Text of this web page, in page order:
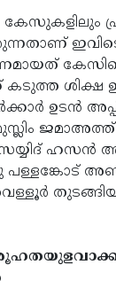
കേസുകളിലും
കടുത്ത ശിക്ഷ
ഉടൻ
ജമാഅത്ത്
സയ്യിദ്
പള്ളങ്കോട്